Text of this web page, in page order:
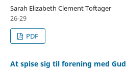
Sarah Elizabeth Clement Toftager
26-29
PDF
At spise sig til forening med Gud